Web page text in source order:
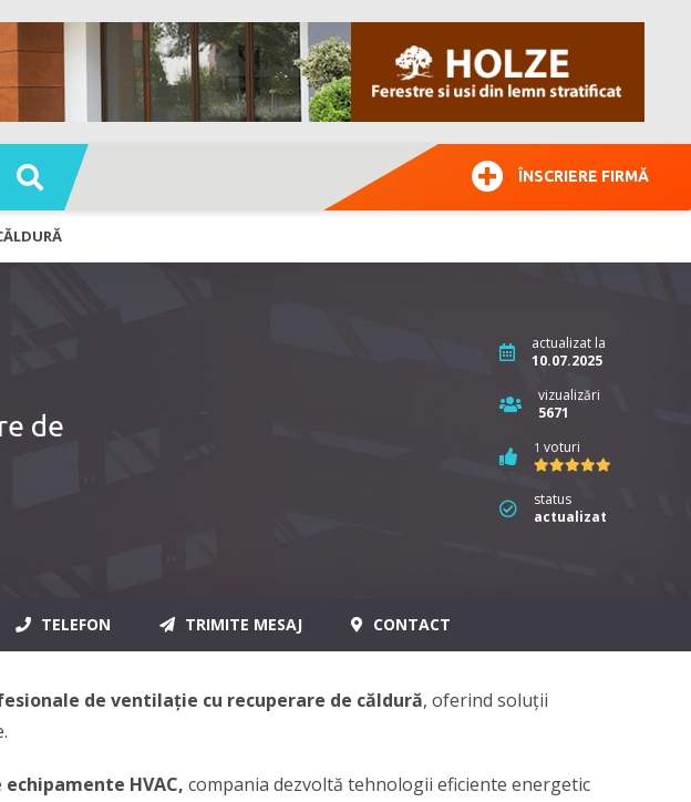
ÎNSCRIERE FIRMĂ
de
actualizat la
10.07.2025
vizualizări
5671
1 voturi
status
actualizat
TELEFON TRIMITE MESAJ CONTACT
de ventilație cu recuperare de căldură, oferind soluții
echipamente HVAC, compania dezvoltă tehnologii eficiente energetic